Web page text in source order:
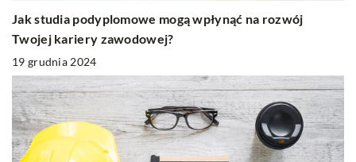
Jak studia podyplomowe mogą wpłynąć na rozwój
Twojej kariery zawodowej?
19 grudnia 2024